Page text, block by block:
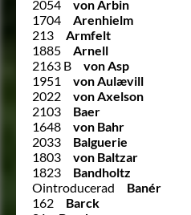
2054
von Arbin
1704
Arenhielm
213
Armfelt
1885
Arnell
2163 B
von Asp
1951
von Aulævill
2022
von Axelson
2103
Baer
1648
von Bahr
2033
Balguerie
1803
von Baltzar
1823
Bandholtz
Ointroducerad
Banér
162
Barck